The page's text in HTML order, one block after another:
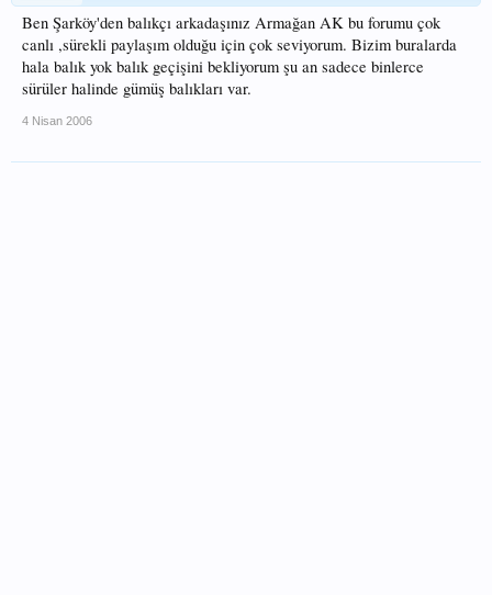
Ben Şarköy'den balıkçı arkadaşınız Armağan AK bu forumu çok
canlı ,sürekli paylaşım olduğu için çok seviyorum. Bizim buralarda
hala balık yok balık geçişini bekliyorum şu an sadece binlerce
sürüler halinde gümüş balıkları var.
4 Nisan 2006